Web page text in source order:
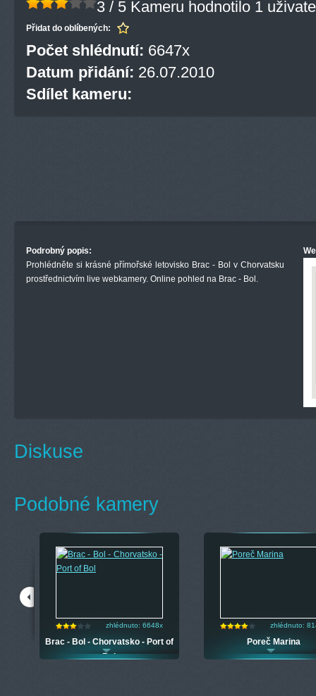
3 / 5 Kameru hodnotilo 1
Přidat do oblíbených:
Počet shlédnutí: 6647x
Datum přidání: 26.07.2010
Sdílet kameru:
Podrobný popis:
Prohlédněte si krásné přímořské letovisko Brac - Bol v Chorvatsku
prostřednictvím live webkamery. Online pohled na Brac - Bol.
Diskuse
Podobné kamery
zhlédnuto: 6648x
Brac - Bol - Chorvatsko - Port of
Bol
zhlédnuto:
Poreč Marina